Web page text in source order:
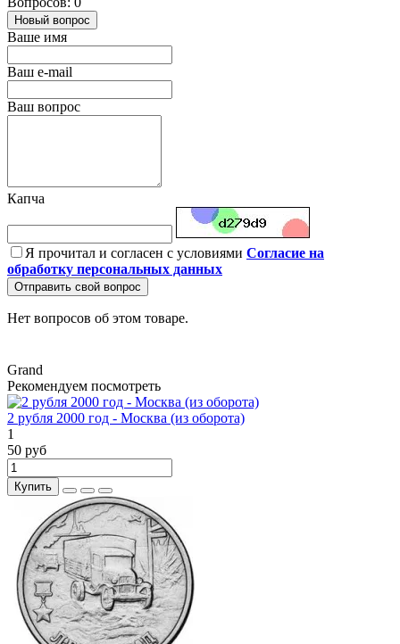
Новый вопрос
Ваше имя
Ваш e-mail
Ваш вопрос
Капча
Я прочитал и согласен с условиями Согласие на
обработку персональных данных
Отправить свой вопрос
Нет вопросов об этом товаре.
Grand
Рекомендуем посмотреть
2 рубля 2000 год - Москва (из оборота)
1
50 руб
Купить